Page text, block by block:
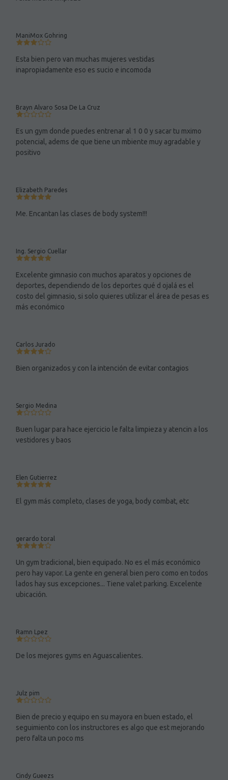
ManiMox Gohring
Esta bien pero van muchas mujeres vestidas
inapropiadamente eso es sucio e incomoda
Brayn Alvaro Sosa De La Cruz
Es un gym donde puedes entrenar al 1 0 0 y sacar tu mximo
potencial, adems de que tiene un mbiente muy agradable y
positivo
Elizabeth Paredes
Me. Encantan las clases de body system!!!
Ing. Sergio Cuellar
Excelente gimnasio con muchos aparatos y opciones de
deportes, dependiendo de los deportes qué d ojalá es el
costo del gimnasio, si solo quieres utilizar el área de pesas es
más económico
Carlos Jurado
Bien organizados y con la intención de evitar contagios
Sergio Medina
Buen lugar para hace ejercicio le falta limpieza y atencin a los
vestidores y baos
Elen Gutierrez
El gym más completo, clases de yoga, body combat, etc
gerardo toral
Un gym tradicional, bien equipado. No es el más económico
pero hay vapor. La gente en general bien pero como en todos
lados hay sus excepciones... Tiene valet parking. Excelente
ubicación.
Ramn Lpez
De los mejores gyms en Aguascalientes.
Julz pim
Bien de precio y equipo en su mayora en buen estado, el
seguimiento con los instructores es algo que est mejorando
pero falta un poco ms
Cindy Gueezs